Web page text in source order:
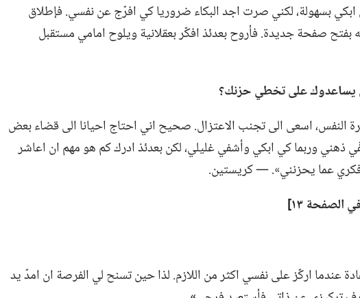
بسهولة،‏ لكني صرت اجد البكاء ضروريا كي افرّج عن نفسي.‏ فإطلاق
بفتح صفحة جديدة.‏ فأروح بعدئذ افكّر بعقلانية ويلوح امامي مستقبل
يساعدوك على تخطي حزنك؟‏
النفس،‏ اسعى الى تجنب الاعتزال.‏ صحيح اني احتاج احيانا الى قضاء بعض
ذهني وربما كي ابكي وأشفي غليلي،‏ لكن بعدئذ ادرك كم هو مهم ان اعاشر
عما يحزنني».‏ —‏ كريستين.‏
الصفحة ١٣]‏
عندما اركّز على نفسي اكثر من اللازم.‏ لذا حين تسنح لي الفرصة ان امدّ يد